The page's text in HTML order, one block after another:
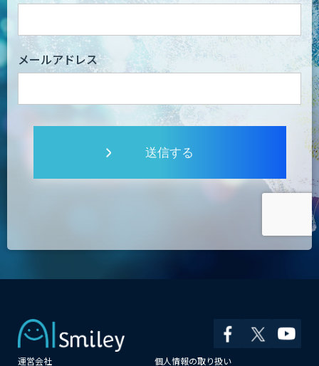
メールアドレス
送信する
運営会社 個人情報の取り扱い